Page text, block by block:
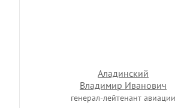
Аладинский
Владимир Иванович
генерал-лейтенант авиации